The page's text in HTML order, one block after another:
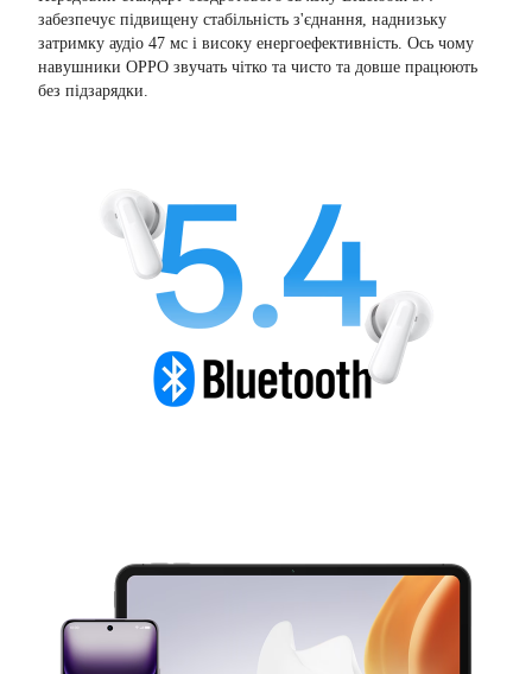
забезпечує підвищену стабільність з'єднання, наднизьку
затримку аудіо 47 мс і високу енергоефективність. Ось чому
навушники OPPO звучать чітко та чисто та довше працюють
без підзарядки.